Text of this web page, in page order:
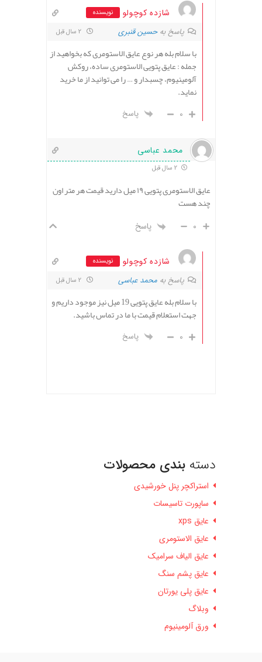
شازده کوچولو نویسنده
پاسخ بهحسین قنبری
با سلام بله هر نوع عایق الاستومری که بخواهید از
جمله : عایق پتویی الاستومری ساده، روکش
آلومینیوم، چسبدار و … را می توانید از ما خرید
نماید.
0 پاسخ
محمد عباسی
عایق الاستومری پتویی ۱۹ میل دارید قیمت هر متر اون
چند هست
0 پاسخ
شازده کوچولو نویسنده
پاسخ به محمد عباسی
با سلام بله عایق پتویی 19 میل نیز موجود داریم و
جهت استعلام قیمت با ما در تماس باشید.
0 پاسخ
دسته بندی محصولات
استراکچر پنل خورشیدی
ساپورت تاسیسات
عایق xps
عایق الاستومری
عایق الیاف سرامیک
عایق پشم سنگ
عایق پلی یورتان
وبلاگ
ورق آلومینیوم